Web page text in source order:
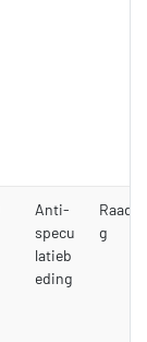
Anti-
specu
latieb
eding
g